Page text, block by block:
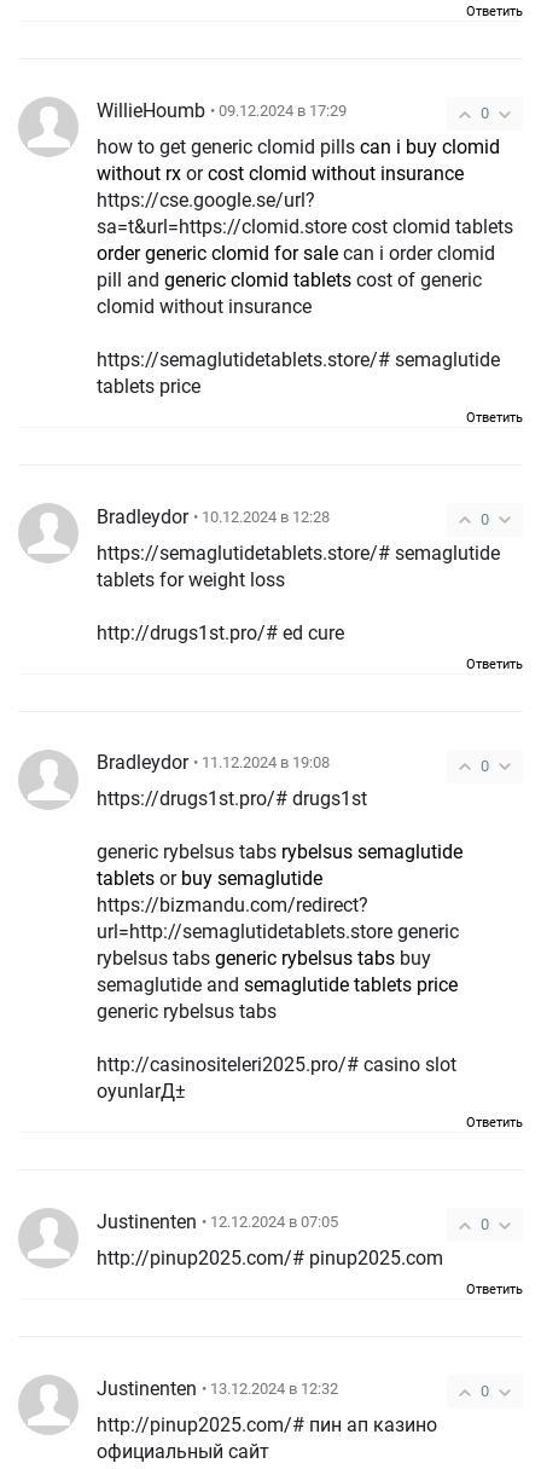
Ответить
0
WillieHoumb • 09.12.2024 в 17:29
how to get generic clomid pills can i buy clomid
without rx orcost clomid without insurance
https://cse.google.se/url?
sa=t&url=https://clomid.store cost clomid tablets
order generic clomid for sale can i order clomid
pill and generic clomid tablets cost of generic
clomid without insurance
https://semaglutidetablets.store/# semaglutide
tablets price
Ответить
0
Bradleydor • 10.12.2024 в 12:28
https://semaglutidetablets.store/# semaglutide
tablets for weight loss
http://drugs1st.pro/# ed cure
Ответить
0
Bradleydor • 11.12.2024 в 19:08
https://drugs1st.pro/# drugs1st
generic rybelsus tabs rybelsus semaglutide
tablets or buy semaglutide
https://bizmandu.com/redirect?
url=http://semaglutidetablets.store generic
rybelsus tabs generic rybelsus tabs buy
semaglutide and semaglutide tablets price
generic rybelsus tabs
http://casinositeleri2025.pro/# casino slot
oyunlarД±
Ответить
0
Justinenten • 12.12.2024 в 07:05
http://pinup2025.com/# pinup2025.com
Ответить
0
Justinenten • 13.12.2024 в 12:32
http://pinup2025.com/# пин ап казино
официальный сайт